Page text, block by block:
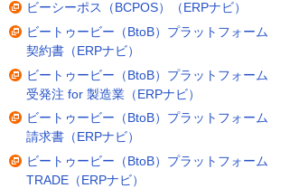
ビーシーポス（BCPOS）（ERPナビ）
ビートゥービー（BtoB）プラットフォーム
契約書（ERPナビ）
ビートゥービー（BtoB）プラットフォーム
受発注 for 製造業（ERPナビ）
ビートゥービー（BtoB）プラットフォーム
請求書（ERPナビ）
ビートゥービー（BtoB）プラットフォーム
TRADE（ERPナビ）